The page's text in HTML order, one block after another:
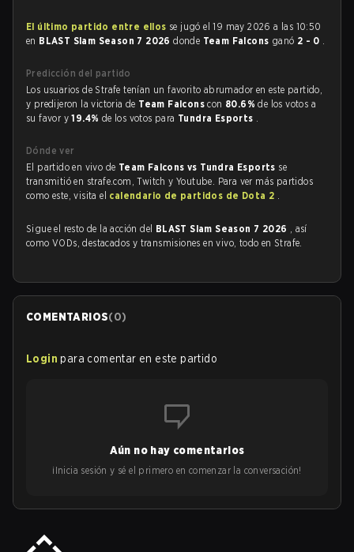
El último partido entre ellos se jugó el 19 may 2026 a las 10:50
en BLAST Slam Season 7 2026donde Team Falcons ganó 2 - 0 .
Predicción del partido
Los usuarios de Strafe tenían un favorito abrumador en este partido,
y predijeron la victoria de Team Falconscon 80.6%de los votos a
su favor y19.4% de los votos para Tundra Esports .
Dónde ver
El partido en vivo de Team Falcons vs Tundra Esports se
transmitió en strafe.com, Twitch y Youtube. Para ver más partidos
como este, visita el calendario de partidos de Dota 2 .
Sigue el resto de la acción del BLAST Slam Season 7 2026 , así
como VODs, destacados y transmisiones en vivo, todo en Strafe.
COMENTARIOS(0)
Login para comentar en este partido
Aún no hay comentarios
¡Inicia sesión y sé el primero en comenzar la conversación!